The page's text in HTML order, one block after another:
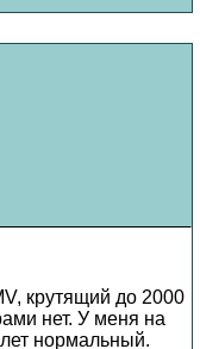
крутящий до 2000
нет. У меня на
нормальный.